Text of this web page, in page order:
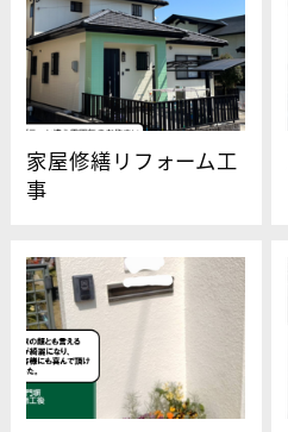
家屋修繕リフォーム工
事